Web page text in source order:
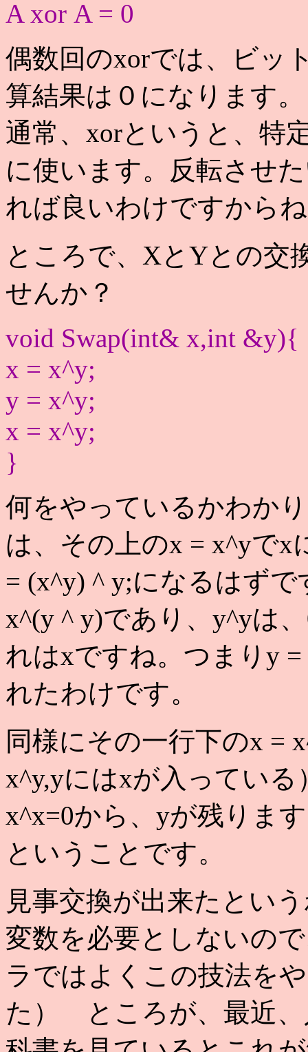
A xor A = 0
偶数回のxorでは、ビッ
算結果は０になります。
通常、xorというと、特
に使います。反転させ
れば良いわけですから
ところで、XとYとの交
せんか？
void Swap(int& x,int &y){
x = x^y;
y = x^y;
x = x^y;
}
何をやっているかわか
は、その上のx = x^yでx
= (x^y) ^ y;になるはず
x^(y ^ y)であり、y^yは
れはxですね。つまりy
れたわけです。
同様にその一行下のx =
x^y,yにはxが入ってい
x^x=0から、yが残りま
ということです。
見事交換が出来たとい
変数を必要としないの
ラではよくこの技法を
た） ところが、最近、